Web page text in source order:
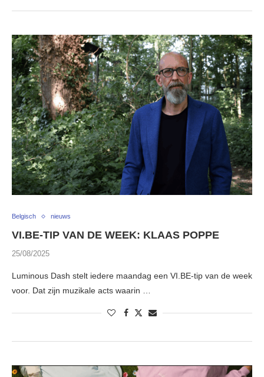
Belgisch nieuws
VI.BE-TIP VAN DE WEEK: KLAAS POPPE
25/08/2025
Luminous Dash stelt iedere maandag een VI.BE-tip van de week
voor. Dat zijn muzikale acts waarin …